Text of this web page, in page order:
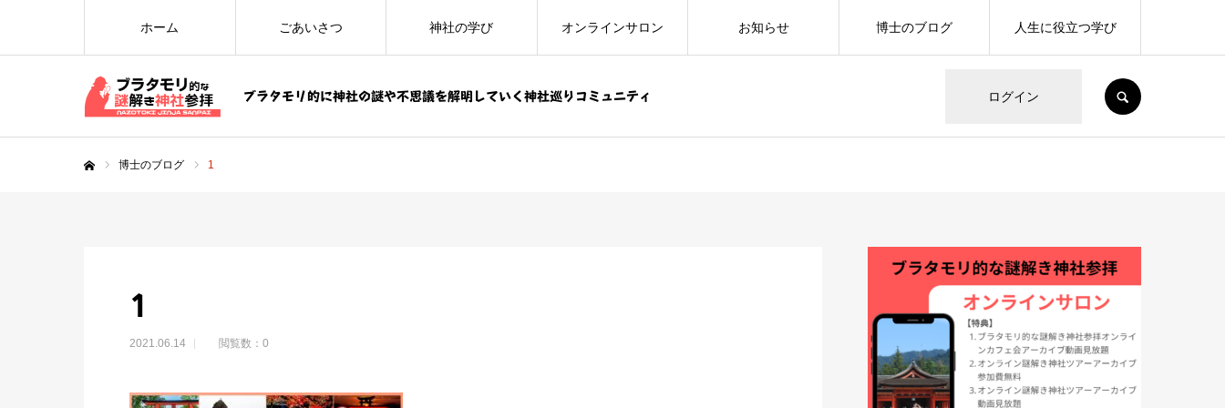
ブラタモリ的に神社の謎や不思議を解明していく神社巡りコミュニティ ログイン
ホーム ごあいさつ 神社の学び オンラインサロン お知らせ 博士のブログ 人生に役立つ学び
博士のブログ 1
1
2021.06.14 閲覧数：0